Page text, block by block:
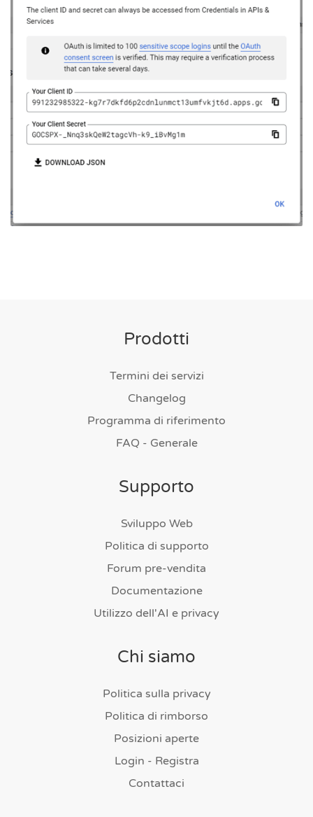
Prodotti
Termini dei servizi
Changelog
Programma di riferimento
FAQ - Generale
Supporto
Sviluppo Web
Politica di supporto
Forum pre-vendita
Documentazione
Utilizzo dell'AI e privacy
Chi siamo
Politica sulla privacy
Politica di rimborso
Posizioni aperte
Login - Registra
Contattaci